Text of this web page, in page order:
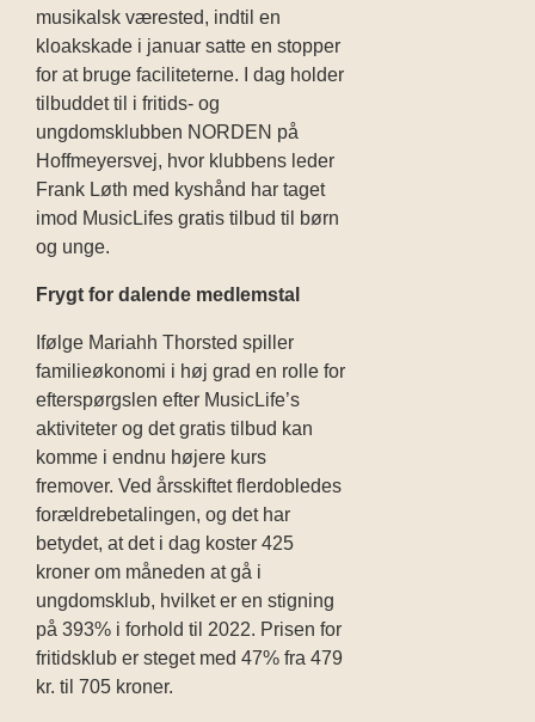
musikalsk værested, indtil en
kloakskade i januar satte en stopper
for at bruge faciliteterne. I dag holder
tilbuddet til i fritids- og
ungdomsklubben NORDEN på
Hoffmeyersvej, hvor klubbens leder
Frank Løth med kyshånd har taget
imod MusicLifes gratis tilbud til børn
og unge.
Frygt for dalende medlemstal
Ifølge Mariahh Thorsted spiller
familieøkonomi i høj grad en rolle for
efterspørgslen efter MusicLife’s
aktiviteter og det gratis tilbud kan
komme i endnu højere kurs
fremover. Ved årsskiftet flerdobledes
forældrebetalingen, og det har
betydet, at det i dag koster 425
kroner om måneden at gå i
ungdomsklub, hvilket er en stigning
på 393% i forhold til 2022. Prisen for
fritidsklub er steget med 47% fra 479
kr. til 705 kroner.